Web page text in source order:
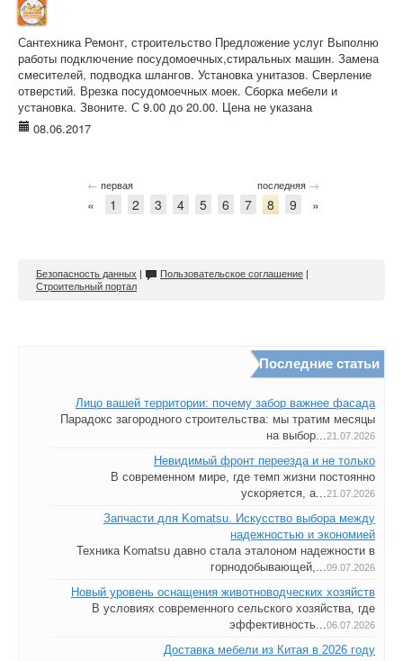
Сантехника Ремонт, строительство Предложение услуг Выполню
работы подключение посудомоечных,стиральных машин. Замена
смесителей, подводка шлангов. Установка унитазов. Сверление
отверстий. Врезка посудомоечных моек. Сборка мебели и
установка. Звоните. С 9.00 до 20.00. Цена не указана
08.06.2017
← первая последняя →
« 1 2 3 4 5 6 7 8 9 »
Безопасность данных | Пользовательское соглашение |
Строительный портал
Последние статьи
Лицо вашей территории: почему забор важнее фасада
Парадокс загородного строительства: мы тратим месяцы
на выбор...21.07.2026
Невидимый фронт переезда и не только
В современном мире, где темп жизни постоянно
ускоряется, а...21.07.2026
Запчасти для Komatsu. Искусство выбора между
надежностью и экономией
Техника Komatsu давно стала эталоном надежности в
горнодобывающей,...09.07.2026
Новый уровень оснащения животноводческих хозяйств
В условиях современного сельского хозяйства, где
эффективность...06.07.2026
Доставка мебели из Китая в 2026 году